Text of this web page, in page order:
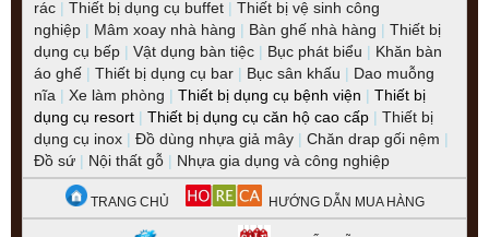
rác | Thiết bị dụng cụ buffet | Thiết bị vệ sinh công
nghiệp | Mâm xoay nhà hàng | Bàn ghế nhà hàng | Thiết bị
dụng cụ bếp | Vật dụng bàn tiệc | Bục phát biểu | Khăn bàn
áo ghế | Thiết bị dụng cụ bar | Bục sân khấu | Dao muỗng
nĩa | Xe làm phòng | Thiết bị dụng cụ bệnh viện | Thiết bị
dụng cụ resort | Thiết bị dụng cụ căn hộ cao cấp | Thiết bị
dụng cụ inox | Đồ dùng nhựa giả mây | Chăn drap gối nệm |
Đồ sứ | Nội thất gỗ | Nhựa gia dụng và công nghiệp
TRANG CHỦ HƯỚNG DẪN MUA HÀNG